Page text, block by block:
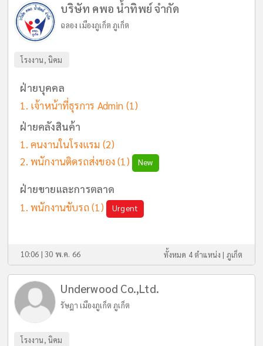
บริษัท คพอ น้ำทิพย์ จำกัด
ฉลอง เมืองภูเก็ต ภูเก็ต
โรงงาน, นิคม
ฝ่ายบุคคล
เจ้าหน้าที่ธุรการ Admin (1)
ฝ่ายคลังสินค้า
คนงานในโรงแรม (2)
พนักงานติดรถส่งของ(1) New
ฝ่ายขายและการตลาด
พนักงานขับรถ(1) Urgent
10:06 | 30 พ.ค. 66 ทั้งหมด 4 ตำแหน่ง | ภูเก็ต
Underwood Co.,Ltd.
รัษฎา เมืองภูเก็ต ภูเก็ต
โรงงาน, นิคม